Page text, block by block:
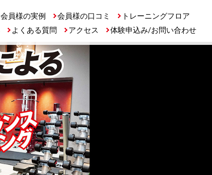
会員様の実例 会員様の口コミ
トレーニングフロア
よくある質問 アクセス 体験申込み/お問い合わせ